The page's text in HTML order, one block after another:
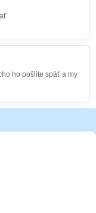
ho pošlite späť a my